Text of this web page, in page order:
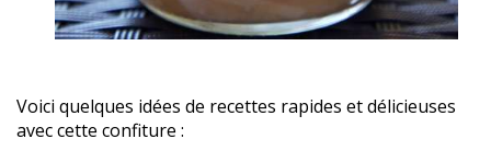
Voici quelques idées de recettes rapides et délicieuses
avec cette confiture :